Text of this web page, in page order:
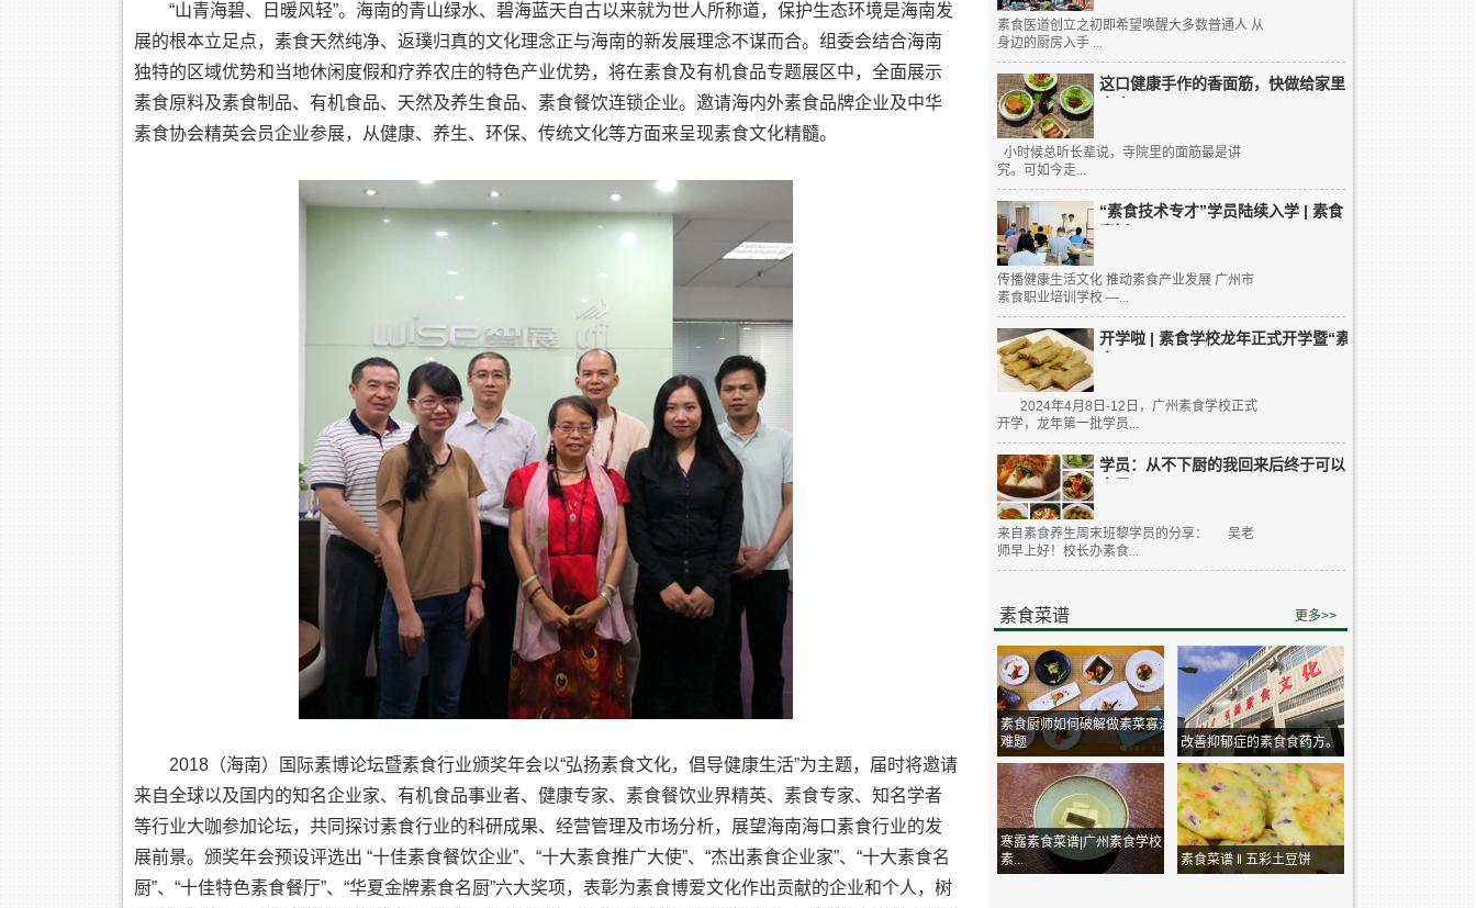
素食医道创立之初即希望唤醒大多数普通人 从
身边的厨房入手 ...
这口健康手作的香面筋，快做给家里
小时候总听长辈说，寺院里的面筋最是讲
究。可如今走...
“素食技术专才”学员陆续入学 | 素食
传播健康生活文化 推动素食产业发展 广州市
素食职业培训学校 —...
开学啦 | 素食学校龙年正式开学暨“素
食...
2024年4月8日-12日，广州素食学校正式
开学，龙年第一批学员...
学员：从不下厨的我回来后终于可以
来自素食养生周末班黎学员的分享： 吴老
师早上好！校长办素食...
素食菜谱 更多>>
素食厨师如何破解做素菜寡淡
难题
改善抑郁症的素食食药方。
寒露素食菜谱|广州素食学校
素...
素食菜谱 ‖ 五彩土豆饼
“山青海碧、日暖风轻”。海南的青山绿水、碧海蓝天自古以来就为世人所称道，保护生态环境是海南发
展的根本立足点，素食天然纯净、返璞归真的文化理念正与海南的新发展理念不谋而合。组委会结合海南
独特的区域优势和当地休闲度假和疗养农庄的特色产业优势，将在素食及有机食品专题展区中，全面展示
素食原料及素食制品、有机食品、天然及养生食品、素食餐饮连锁企业。邀请海内外素食品牌企业及中华
素食协会精英会员企业参展，从健康、养生、环保、传统文化等方面来呈现素食文化精髓。
2018（海南）国际素博论坛暨素食行业颁奖年会以“弘扬素食文化，倡导健康生活”为主题，届时将邀请
来自全球以及国内的知名企业家、有机食品事业者、健康专家、素食餐饮业界精英、素食专家、知名学者
等行业大咖参加论坛，共同探讨素食行业的科研成果、经营管理及市场分析，展望海南海口素食行业的发
展前景。颁奖年会预设评选出 “十佳素食餐饮企业”、“十大素食推广大使”、“杰出素食企业家”、“十大素食名
厨”、“十佳特色素食餐厅”、“华夏金牌素食名厨”六大奖项，表彰为素食博爱文化作出贡献的企业和个人，树